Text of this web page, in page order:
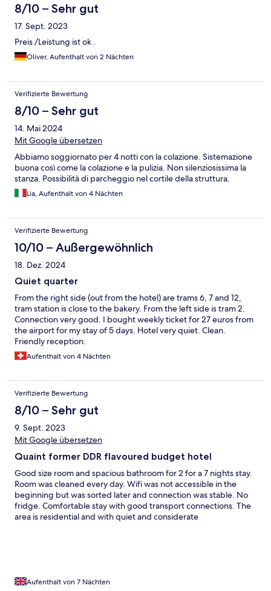
8/10 – Sehr gut
17. Sept. 2023
Preis /Leistung ist ok .
Oliver, Aufenthalt von 2 Nächten
Verifizierte Bewertung
8/10 – Sehr gut
14. Mai 2024
Mit Google übersetzen
Abbiamo soggiornato per 4 notti con la colazione. Sistemazione
buona così come la colazione e la pulizia. Non silenziosissima la
stanza. Possibilità di parcheggio nel cortile della struttura.
Lia, Aufenthalt von 4 Nächten
Verifizierte Bewertung
10/10 – Außergewöhnlich
18. Dez. 2024
Quiet quarter
From the right side (out from the hotel) are trams 6, 7 and 12,
tram station is close to the bakery. From the left side is tram 2.
Connection very good. I bought weekly ticket for 27 euros from
the airport for my stay of 5 days. Hotel very quiet. Clean.
Friendly reception.
Aufenthalt von 4 Nächten
Verifizierte Bewertung
8/10 – Sehr gut
9. Sept. 2023
Mit Google übersetzen
Quaint former DDR flavoured budget hotel
Good size room and spacious bathroom for 2 for a 7 nights stay.
Room was cleaned every day. Wifi was not accessible in the
beginning but was sorted later and connection was stable. No
fridge. Comfortable stay with good transport connections. The
area is residential and with quiet and considerate
Aufenthalt von 7 Nächten